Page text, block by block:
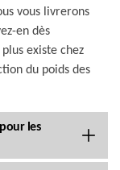
vous livrerons
en dès
existe chez
du poids des
les